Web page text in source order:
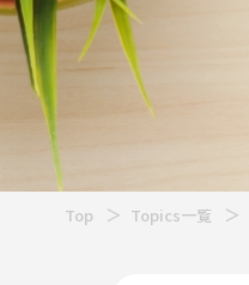
Top Topics一覧